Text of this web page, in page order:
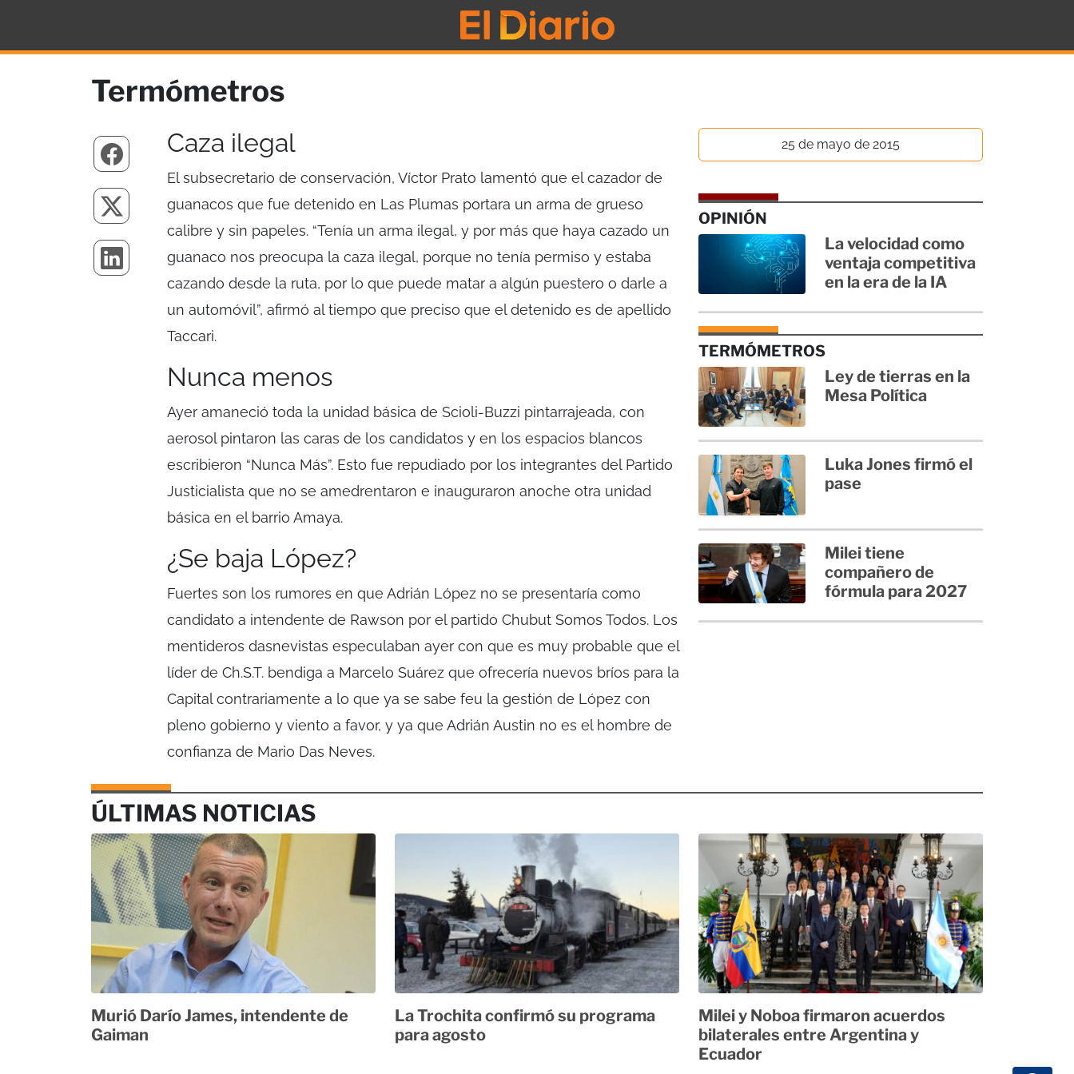
Termómetros
Caza ilegal
El subsecretario de conservación, Víctor Prato lamentó que el cazador de
guanacos que fue detenido en Las Plumas portara un arma de grueso
calibre y sin papeles. “Tenía un arma ilegal, y por más que haya cazado un
guanaco nos preocupa la caza ilegal, porque no tenía permiso y estaba
cazando desde la ruta, por lo que puede matar a algún puestero o darle a
un automóvil”, afirmó al tiempo que preciso que el detenido es de apellido
Taccari.
Nunca menos
Ayer amaneció toda la unidad básica de Scioli-Buzzi pintarrajeada, con
aerosol pintaron las caras de los candidatos y en los espacios blancos
escribieron “Nunca Más”. Esto fue repudiado por los integrantes del Partido
Justicialista que no se amedrentaron e inauguraron anoche otra unidad
básica en el barrio Amaya.
¿Se baja López?
Fuertes son los rumores en que Adrián López no se presentaría como
candidato a intendente de Rawson por el partido Chubut Somos Todos. Los
mentideros dasnevistas especulaban ayer con que es muy probable que el
líder de Ch.S.T. bendiga a Marcelo Suárez que ofrecería nuevos bríos para la
Capital contrariamente a lo que ya se sabe feu la gestión de López con
pleno gobierno y viento a favor, y ya que Adrián Austin no es el hombre de
confianza de Mario Das Neves.
25 de mayo de 2015
OPINIÓN
La velocidad como
ventaja competitiva
en la era de la IA
TERMÓMETROS
Ley de tierras en la
Mesa Política
Luka Jones firmó el
pase
Milei tiene
compañero de
fórmula para 2027
ÚLTIMAS NOTICIAS
Murió Darío James, intendente de
Gaiman
La Trochita confirmó su programa
para agosto
Milei y Noboa firmaron acuerdos
bilaterales entre Argentina y
Ecuador